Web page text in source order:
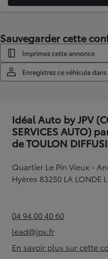
Sauvegarder cette
Imprimez cette annonce
Enregistrez ce véhicule
Idéal Auto by JPV
SERVICES AUTO)
de TOULON
Quartier Le Pin Vieux -
Hyères 83250 LA LONDE
04 94 00 40 60(Opens in new tab)
lead@jpv.fr(Opens in new tab)
En savoir plus sur cette
(Opens